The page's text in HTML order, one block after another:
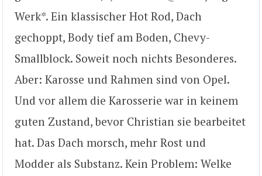
Werk*. Ein klassischer Hot Rod, Dach
gechoppt, Body tief am Boden, Chevy-
Smallblock. Soweit noch nichts Besonderes.
Aber: Karosse und Rahmen sind von Opel.
Und vor allem die Karosserie war in keinem
guten Zustand, bevor Christian sie bearbeitet
hat. Das Dach morsch, mehr Rost und
Modder als Substanz. Kein Problem: Welke